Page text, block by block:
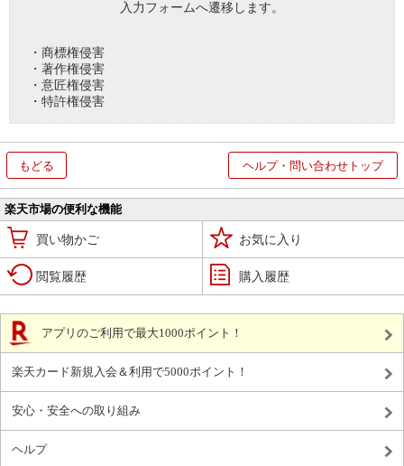
入力フォームへ遷移します。
・商標権侵害
・著作権侵害
・意匠権侵害
・特許権侵害
もどる ヘルプ・問い合わせトップ
楽天市場の便利な機能
買い物かご お気に入り
閲覧履歴 購入履歴
アプリのご利用で最大1000ポイント！
楽天カード新規入会＆利用で5000ポイント！
安心・安全への取り組み
ヘルプ